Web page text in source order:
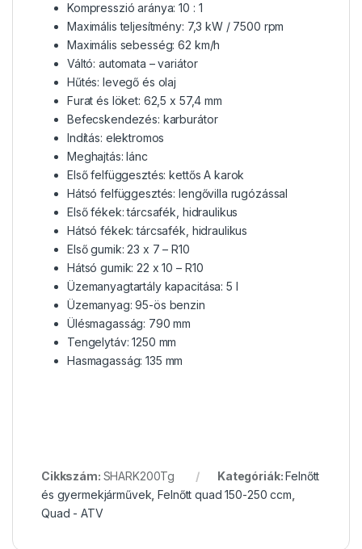
Kompresszió aránya: 10 : 1
Maximális teljesítmény: 7,3 kW / 7500 rpm
Maximális sebesség: 62 km/h
Váltó: automata – variátor
Hűtés: levegő és olaj
Furat és löket: 62,5 x 57,4 mm
Befecskendezés: karburátor
Indítás: elektromos
Meghajtás: lánc
Első felfüggesztés: kettős A karok
Hátsó felfüggesztés: lengővilla rugózással
Első fékek: tárcsafék, hidraulikus
Hátsó fékek: tárcsafék, hidraulikus
Első gumik: 23 x 7 – R10
Hátsó gumik: 22 x 10 – R10
Üzemanyagtartály kapacitása: 5 l
Üzemanyag: 95-ös benzin
Ülésmagasság: 790 mm
Tengelytáv: 1250 mm
Hasmagasság: 135 mm
Cikkszám: SHARK200Tg Kategóriák:Felnőtt
és gyermekjárművek ,Felnőtt quad 150-250 ccm
Quad - ATV